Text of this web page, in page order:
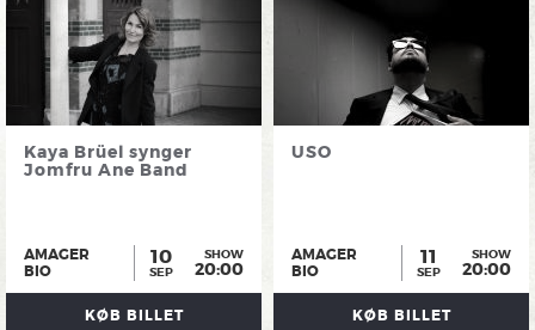
Kaya Brüel synger
Jomfru Ane Band
AMAGER
BIO
10
SEP
SHOW
20:00
KØB BILLET
USO
AMAGER
BIO
11
SEP
SHOW
20:00
KØB BILLET